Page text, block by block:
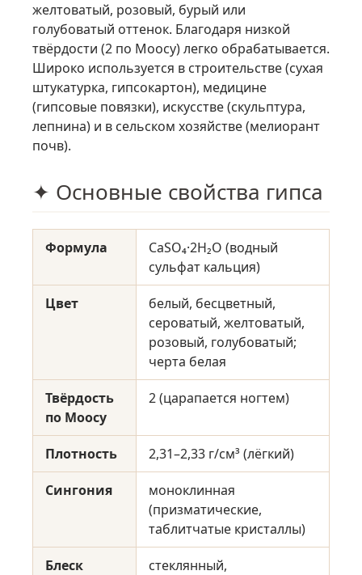
желтоватый, розовый, бурый или
голубоватый оттенок. Благодаря низкой
твёрдости (2 по Моосу) легко обрабатывается.
Широко используется в строительстве (сухая
штукатурка, гипсокартон), медицине
(гипсовые повязки), искусстве (скульптура,
лепнина) и в сельском хозяйстве (мелиорант
почв).
✦ Основные свойства гипса
Формула
CaSO₄·2H₂O (водный
сульфат кальция)
Цвет
белый, бесцветный,
сероватый, желтоватый,
розовый, голубоватый;
черта белая
Твёрдость
по Моосу
2 (царапается ногтем)
Плотность 2,31–2,33 г/см³ (лёгкий)
Сингония
моноклинная
(призматические,
таблитчатые кристаллы)
Блеск
стеклянный,